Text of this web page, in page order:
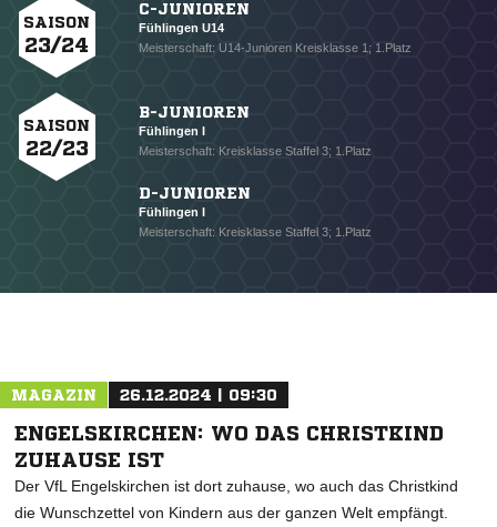
SAISON
23/24
C-JUNIOREN
Fühlingen U14
Meisterschaft: U14-Junioren Kreisklasse 1; 1.Platz
SAISON
22/23
B-JUNIOREN
Fühlingen I
Meisterschaft: Kreisklasse Staffel 3; 1.Platz
D-JUNIOREN
Fühlingen I
Meisterschaft: Kreisklasse Staffel 3; 1.Platz
MAGAZIN 26.12.2024 | 09:30
ENGELSKIRCHEN: WO DAS CHRISTKIND
ZUHAUSE IST
Der VfL Engelskirchen ist dort zuhause, wo auch das Christkind
die Wunschzettel von Kindern aus der ganzen Welt empfängt.